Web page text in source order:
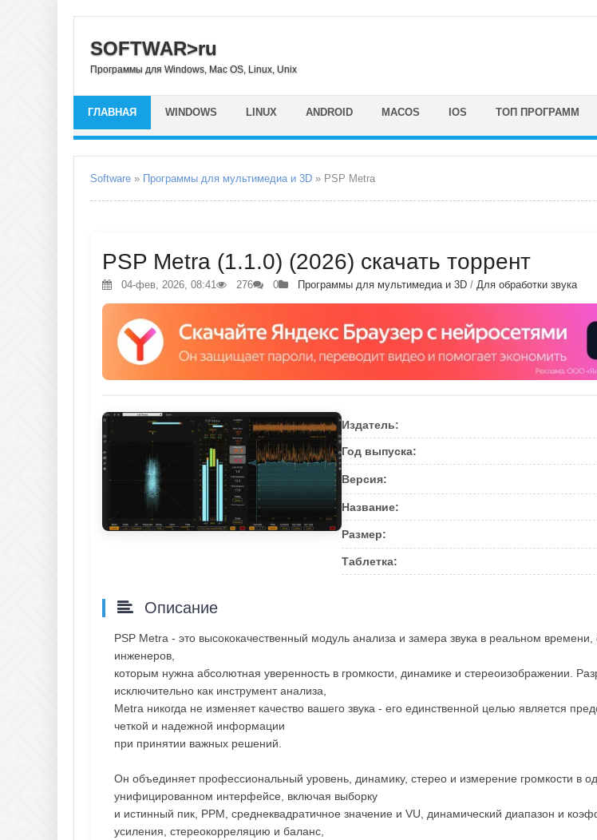
SOFTWAR>ru
Программы для Windows, Mac OS, Linux, Unix
ГЛАВНАЯ WINDOWS LINUX ANDROID MACOS IOS ТОП ПРОГРАММ
Software » Программы для мультимедиа и 3D » PSP Metra
PSP Metra (1.1.0) (2026) скачать торрент
04-фев, 2026, 08:41 276 0 Программы для мультимедиа и 3D / Для обработки звука
Издатель:
Год выпуска:
Версия:
Название:
Размер:
Таблетка:
Описание
PSP Metra - это высококачественный модуль анализа и замера звука в реальном
инженеров,
которым нужна абсолютная уверенность в громкости, динамике и стереоизображении.
исключительно как инструмент анализа,
Metra никогда не изменяет качество вашего звука - его единственной целью является
четкой и надежной информации
при принятии важных решений.
Он объединяет профессиональный уровень, динамику, стерео и измерение громкости в
унифицированном интерфейсе, включая выборку
и истинный пик, PPM, среднеквадратичное значение и VU, динамический диапазон и
усиления, стереокорреляцию и баланс,